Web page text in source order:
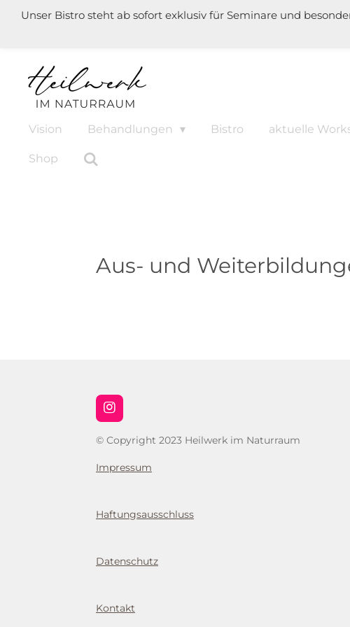
ZumUnser Bistro steht ab sofort exklusiv für Seminare und
Vision Behandlungen Bistro aktuelle
Shop
Aus- und
I
n
s
a
g
m
© Copyright 2023 Heilwerk im Naturraum
Impressum
Haftungsausschluss
Datenschutz
Kontakt